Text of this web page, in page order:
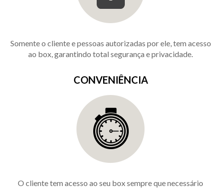
Somente o cliente e pessoas autorizadas por ele, tem acesso
ao box, garantindo total segurança e privacidade.
CONVENIÊNCIA
O cliente tem acesso ao seu box sempre que necessário